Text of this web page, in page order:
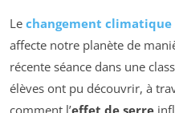
Le changement climatique
affecte notre planète de
récente séance dans une
élèves ont pu découvrir, à